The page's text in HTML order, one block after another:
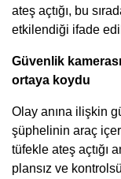
ateş açtığı, bu
etkilendiği ifade
Güvenlik
ortaya koydu
Olay anına ilişkin
şüphelinin araç
tüfekle ateş açtığı
plansız ve